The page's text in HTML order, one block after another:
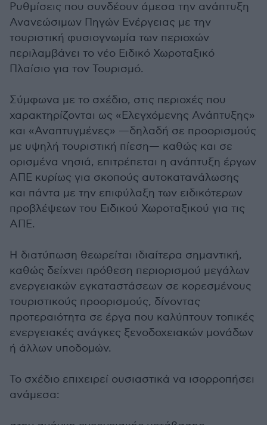
Ρυθμίσεις που συνδέουν άμεσα την ανάπτυξη
Ανανεώσιμων Πηγών Ενέργειας με την
τουριστική φυσιογνωμία των περιοχών
περιλαμβάνει το νέο Ειδικό Χωροταξικό
Πλαίσιο για τον Τουρισμό.
Σύμφωνα με το σχέδιο, στις περιοχές που
χαρακτηρίζονται ως «Ελεγχόμενης Ανάπτυξης»
και «Αναπτυγμένες» —δηλαδή σε προορισμούς
με υψηλή τουριστική πίεση— καθώς και σε
ορισμένα νησιά, επιτρέπεται η ανάπτυξη έργων
ΑΠΕ κυρίως για σκοπούς αυτοκατανάλωσης
και πάντα με την επιφύλαξη των ειδικότερων
προβλέψεων του Ειδικού Χωροταξικού για τις
ΑΠΕ.
Η διατύπωση θεωρείται ιδιαίτερα σημαντική,
καθώς δείχνει πρόθεση περιορισμού μεγάλων
ενεργειακών εγκαταστάσεων σε κορεσμένους
τουριστικούς προορισμούς, δίνοντας
προτεραιότητα σε έργα που καλύπτουν τοπικές
ενεργειακές ανάγκες ξενοδοχειακών μονάδων
ή άλλων υποδομών.
Το σχέδιο επιχειρεί ουσιαστικά να ισορροπήσει
ανάμεσα: